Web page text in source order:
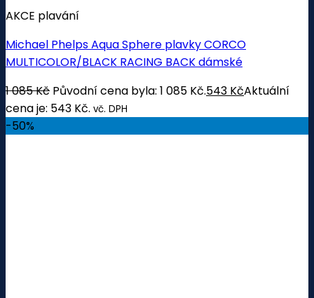
AKCE plavání
Michael Phelps Aqua Sphere plavky CORCO
MULTICOLOR/BLACK RACING BACK dámské
1 085Kč Původní cena byla: 1 085 Kč.543 KčAktuální
cena je: 543 Kč. vč. DPH
-50%